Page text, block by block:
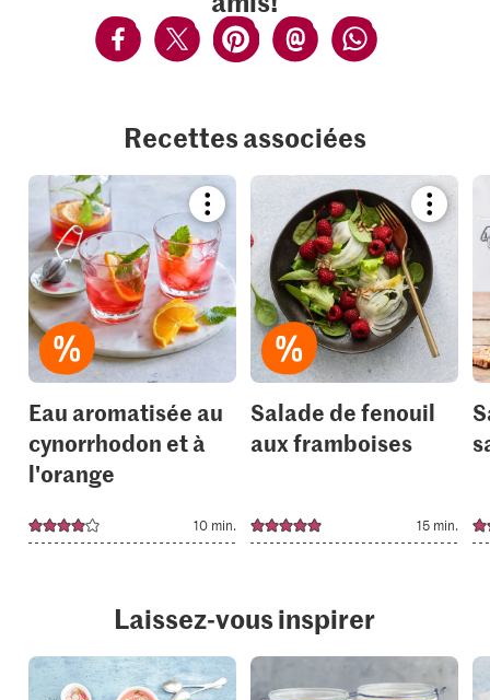
Recettes associées
Bookmark
recipe
or
add
it
to
your
collections.
Eau aromatisée au
cynorrhodon et à
l'orange
10 min.
recipe
or
add
it
to
your
Salade de fenouil
aux framboises
15 min.
Laissez-vous inspirer